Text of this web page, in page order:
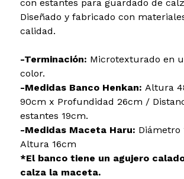
con estantes para guardado de
Diseñado y fabricado con
calidad.
-Terminación: Microtexturado en
color.
-Medidas Banco Henkan: Altura
90cm x Profundidad 26cm /
estantes 19cm.
-Medidas Maceta Haru: Diámetro
Altura 16cm
*El banco tiene un agujero
calza la maceta.